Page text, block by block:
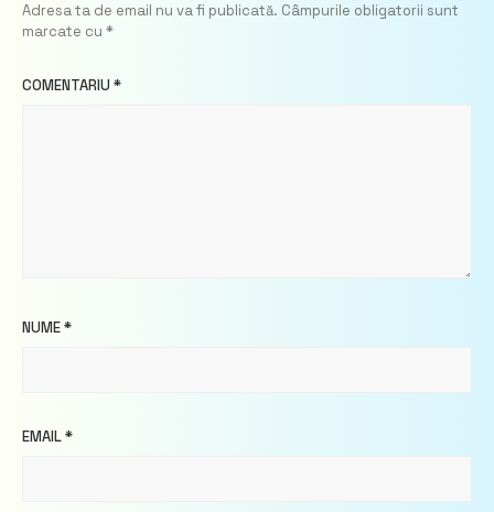
Adresa ta de email nu va fi publicată. Câmpurile obligatorii sunt
marcate cu *
COMENTARIU *
NUME*
EMAIL*